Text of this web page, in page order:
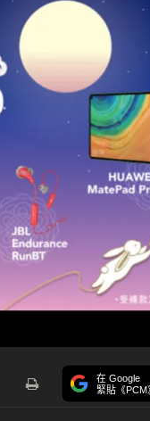
在 Google
緊貼《PCM